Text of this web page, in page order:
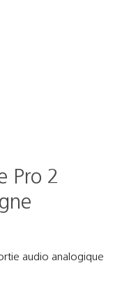
Pro 2
audio analogique